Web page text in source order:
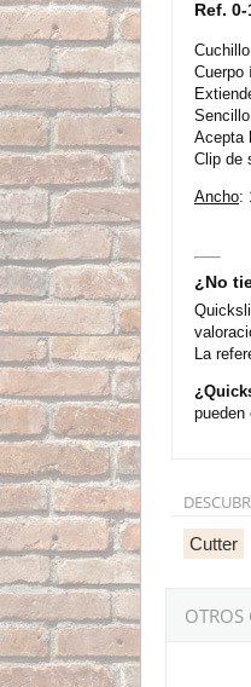
Ref.
Cuerpo
Acepta
Clip de
Ancho:
¿No
La
pueden
Cutter
OTROS